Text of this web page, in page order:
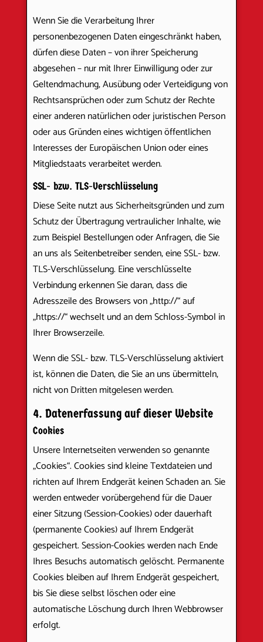
Wenn Sie die Verarbeitung Ihrer
personenbezogenen Daten eingeschränkt haben,
dürfen diese Daten – von ihrer Speicherung
abgesehen – nur mit Ihrer Einwilligung oder zur
Geltendmachung, Ausübung oder Verteidigung von
Rechtsansprüchen oder zum Schutz der Rechte
einer anderen natürlichen oder juristischen Person
oder aus Gründen eines wichtigen öffentlichen
Interesses der Europäischen Union oder eines
Mitgliedstaats verarbeitet werden.
SSL- bzw. TLS-Verschlüsselung
Diese Seite nutzt aus Sicherheitsgründen und zum
Schutz der Übertragung vertraulicher Inhalte, wie
zum Beispiel Bestellungen oder Anfragen, die Sie
an uns als Seitenbetreiber senden, eine SSL- bzw.
TLS-Verschlüsselung. Eine verschlüsselte
Verbindung erkennen Sie daran, dass die
Adresszeile des Browsers von „http://“ auf
„https://“ wechselt und an dem Schloss-Symbol in
Ihrer Browserzeile.
Wenn die SSL- bzw. TLS-Verschlüsselung aktiviert
ist, können die Daten, die Sie an uns übermitteln,
nicht von Dritten mitgelesen werden.
4. Datenerfassung auf dieser Website
Cookies
Unsere Internetseiten verwenden so genannte
„Cookies“. Cookies sind kleine Textdateien und
richten auf Ihrem Endgerät keinen Schaden an. Sie
werden entweder vorübergehend für die Dauer
einer Sitzung (Session-Cookies) oder dauerhaft
(permanente Cookies) auf Ihrem Endgerät
gespeichert. Session-Cookies werden nach Ende
Ihres Besuchs automatisch gelöscht. Permanente
Cookies bleiben auf Ihrem Endgerät gespeichert,
bis Sie diese selbst löschen oder eine
automatische Löschung durch Ihren Webbrowser
erfolgt.